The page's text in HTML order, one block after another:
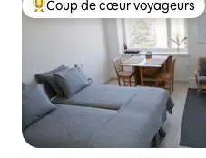
Coups de cœur voyageurs
Coup de cœur voyageurs